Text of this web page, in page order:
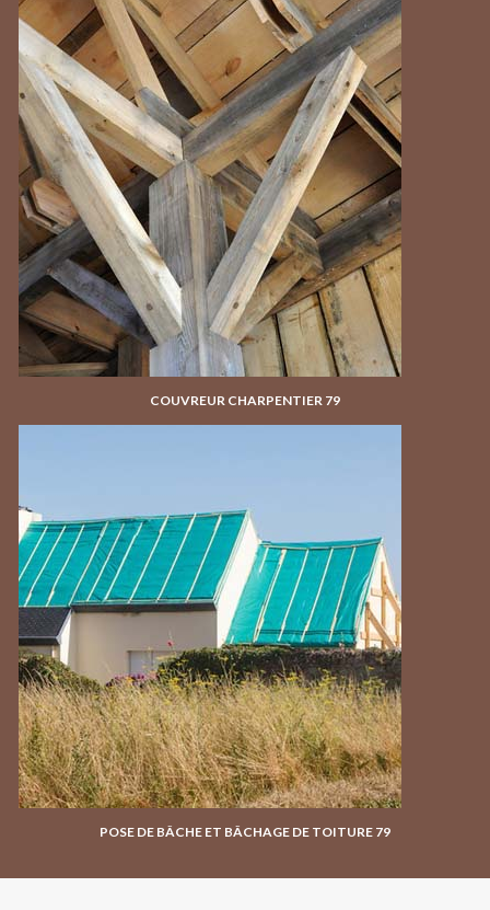
COUVREUR CHARPENTIER 79
POSE DE BÂCHE ET BÂCHAGE DE TOITURE 79